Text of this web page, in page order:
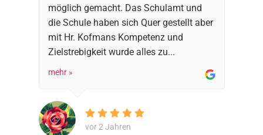
möglich gemacht. Das Schulamt und
die Schule haben sich Quer gestellt aber
mit Hr. Kofmans Kompetenz und
Zielstrebigkeit wurde alles zu...
mehr »
vor 2 Jahren